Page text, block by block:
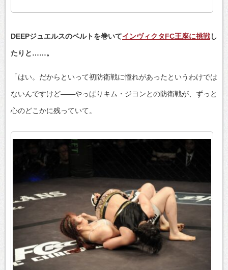
DEEPジュエルスのベルトを巻いてインヴィクタFC王座に挑戦し
たりと……。
「はい。だからといって初防衛戦に憧れがあったというわけでは
ないんですけど――やっぱりキム・ジヨンとの防衛戦が、ずっと
心のどこかに残っていて。